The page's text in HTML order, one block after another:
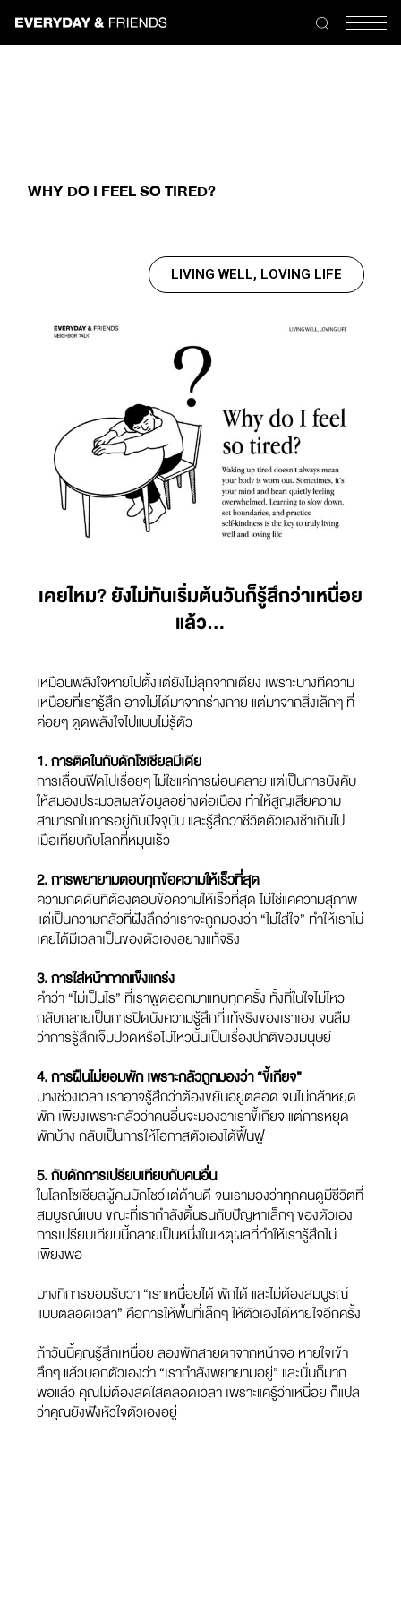
WHY DO I FEEL SO TIRED?
LIVING WELL, LOVING LIFE
เคยไหม? ยังไม่ทันเริ่มต้นวันก็รู้สึกว่าเหนื่อย
แล้ว…
เหมือนพลังใจหายไปตั้งแต่ยังไม่ลุกจากเตียง เพราะบางทีความ
เหนื่อยที่เรารู้สึก อาจไม่ได้มาจากร่างกาย แต่มาจากสิ่งเล็กๆ ที่
ค่อยๆ ดูดพลังใจไปแบบไม่รู้ตัว
1. การติดในกับดักโซเชียลมีเดีย
การเลื่อนฟีดไปเรื่อยๆ ไม่ใช่แค่การผ่อนคลาย แต่เป็นการบังคับ
ให้สมองประมวลผลข้อมูลอย่างต่อเนื่อง ทำให้สูญเสียความ
สามารถในการอยู่กับปัจจุบัน และรู้สึกว่าชีวิตตัวเองช้าเกินไป
เมื่อเทียบกับโลกที่หมุนเร็ว
2. การพยายามตอบทุกข้อความให้เร็วที่สุด
ความกดดันที่ต้องตอบข้อความให้เร็วที่สุด ไม่ใช่แค่ความสุภาพ
แต่เป็นความกลัวที่ฝังลึกว่าเราจะถูกมองว่า “ไม่ใส่ใจ” ทำให้เราไม่
เคยได้มีเวลาเป็นของตัวเองอย่างแท้จริง
3. การใส่หน้ากากแข็งแกร่ง
คำว่า “ไม่เป็นไร” ที่เราพูดออกมาแทบทุกครั้ง ทั้งที่ในใจไม่ไหว
กลับกลายเป็นการปิดบังความรู้สึกที่แท้จริงของเราเอง จนลืม
ว่าการรู้สึกเจ็บปวดหรือไม่ไหวนั้นเป็นเรื่องปกติของมนุษย์
4. การฝืนไม่ยอมพัก เพราะกลัวถูกมองว่า “ขี้เกียจ”
บางช่วงเวลา เราอาจรู้สึกว่าต้องขยันอยู่ตลอด จนไม่กล้าหยุด
พัก เพียงเพราะกลัวว่าคนอื่นจะมองว่าเราขี้เกียจ แต่การหยุด
พักบ้าง กลับเป็นการให้โอกาสตัวเองได้ฟื้นฟู
5. กับดักการเปรียบเทียบกับคนอื่น
ในโลกโซเชียลผู้คนมักโชว์แต่ด้านดี จนเรามองว่าทุกคนดูมีชีวิตที่
สมบูรณ์แบบ ขณะที่เรากำลังดิ้นรนกับปัญหาเล็กๆ ของตัวเอง
การเปรียบเทียบนี้กลายเป็นหนึ่งในเหตุผลที่ทำให้เรารู้สึกไม่
เพียงพอ
บางทีการยอมรับว่า “เราเหนื่อยได้ พักได้ และไม่ต้องสมบูรณ์
แบบตลอดเวลา” คือการให้พื้นที่เล็กๆ ให้ตัวเองได้หายใจอีกครั้ง
ถ้าวันนี้คุณรู้สึกเหนื่อย ลองพักสายตาจากหน้าจอ หายใจเข้า
ลึกๆ แล้วบอกตัวเองว่า “เรากำลังพยายามอยู่” และนั่นก็มาก
พอแล้ว คุณไม่ต้องสดใสตลอดเวลา เพราะแค่รู้ว่าเหนื่อย ก็แปล
ว่าคุณยังฟังหัวใจตัวเองอยู่